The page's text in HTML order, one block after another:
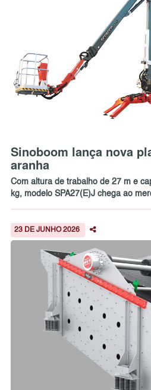
Sinoboom lança nova
aranha
Com altura de trabalho de 27 m e
kg, modelo SPA27(E)J chega ao
23 DE JUNHO 2026